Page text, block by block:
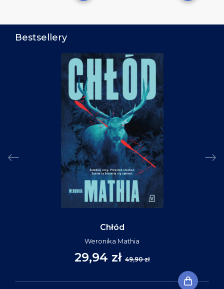
Bestsellery
Chłód
Weronika Mathia
29,94 zł 49,90 zł